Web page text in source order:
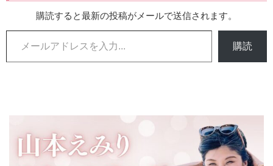
購読すると最新の投稿がメールで送信されます。
メールアドレスを入力...
購読